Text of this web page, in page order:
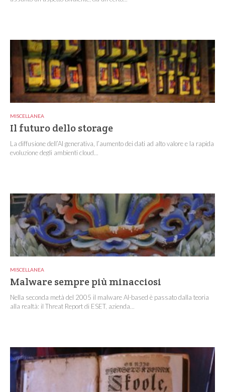
MISCELLANEA
Il futuro dello storage
La diffusione dell’AI generativa, l’aumento dei dati ad alto valore e la rapida
evoluzione degli ambienti cloud...
MISCELLANEA
Malware sempre più minacciosi
Nella seconda metà del 2005 il malware AI-based è passato dalla teoria
alla realtà: il Threat Report di ESET, azienda...